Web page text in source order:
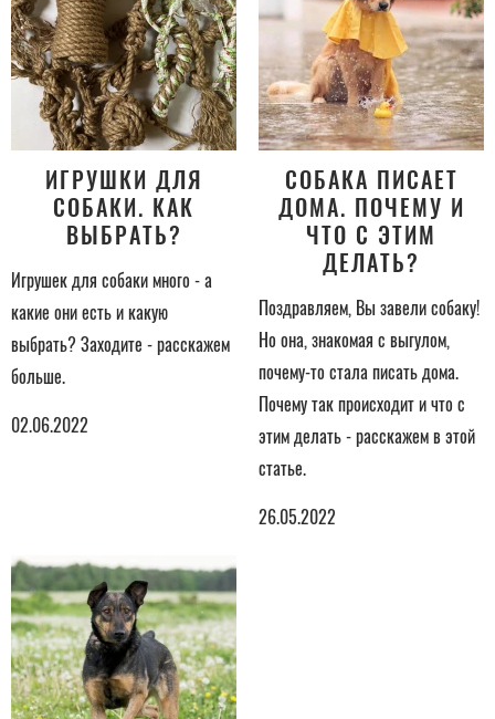
ИГРУШКИ ДЛЯ
СОБАКИ. КАК
ВЫБРАТЬ?
Игрушек для собаки много - а
какие они есть и какую
выбрать? Заходите - расскажем
больше.
02.06.2022
СОБАКА ПИСАЕТ
ДОМА. ПОЧЕМУ И
ЧТО С ЭТИМ
ДЕЛАТЬ?
Поздравляем, Вы завели собаку!
Но она, знакомая с выгулом,
почему-то стала писать дома.
Почему так происходит и что с
этим делать - расскажем в этой
статье.
26.05.2022